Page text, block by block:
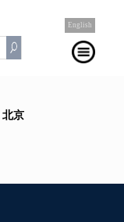
English
北京